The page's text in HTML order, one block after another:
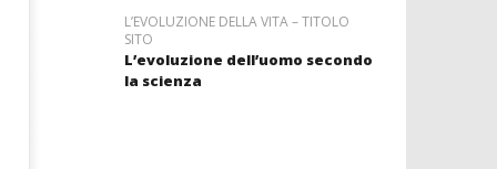
L’EVOLUZIONE DELLA VITA – TITOLO
SITO
L’evoluzione dell’uomo secondo
la scienza